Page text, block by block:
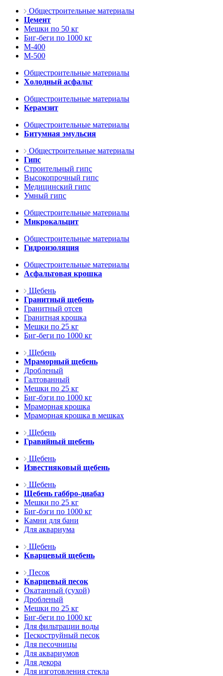
Общестроительные материалы
Цемент
Мешки по 50 кг
Биг-беги по 1000 кг
М-400
М-500
Общестроительные материалы
Холодный асфальт
Общестроительные материалы
Керамзит
Общестроительные материалы
Битумная эмульсия
Общестроительные материалы
Гипс
Строительный гипс
Высокопрочный гипс
Медицинский гипс
Умный гипс
Общестроительные материалы
Микрокальцит
Общестроительные материалы
Гидроизоляция
Общестроительные материалы
Асфальтовая крошка
Щебень
Гранитный щебень
Гранитный отсев
Гранитная крошка
Мешки по 25 кг
Биг-беги по 1000 кг
Щебень
Мраморный щебень
Дробленый
Галтованный
Мешки по 25 кг
Биг-бэги по 1000 кг
Мраморная крошка
Мраморная крошка в мешках
Щебень
Гравийный щебень
Щебень
Известняковый щебень
Щебень
Щебень габбро-диабаз
Мешки по 25 кг
Биг-бэги по 1000 кг
Камни для бани
Для аквариума
Щебень
Кварцевый щебень
Песок
Кварцевый песок
Окатанный (сухой)
Дробленый
Мешки по 25 кг
Биг-беги по 1000 кг
Для фильтрации воды
Пескоструйный песок
Для песочницы
Для аквариумов
Для декора
Для изготовления стекла